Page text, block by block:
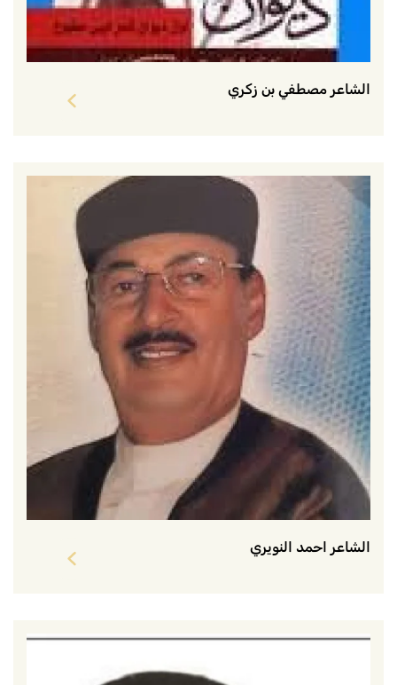
الشاعر مصطفي بن زكري
الشاعر احمد النويري